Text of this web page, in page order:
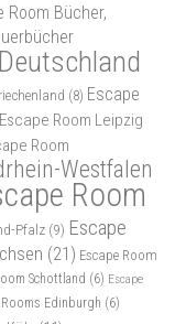
Room Bücher,
(8) Escape
Escape Room Leipzig
Room
Westfalen
Room
Pfalz (9) Escape
(21) Escape Room
Schottland (6) Escape
Rooms Edinburgh (6)